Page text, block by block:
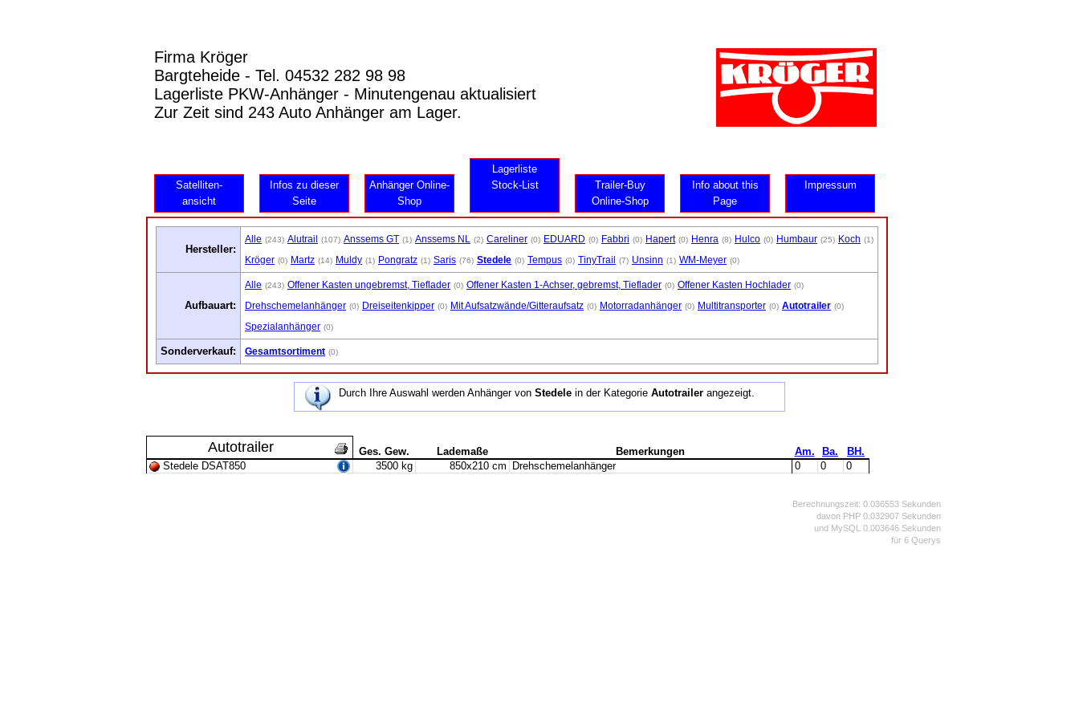
Firma Kröger
Bargteheide - Tel. 04532 282 98 98
Lagerliste PKW-Anhänger - Minutengenau aktualisiert
Zur Zeit sind 243 Auto Anhänger am Lager.
Satelliten-
ansicht
Infos zu dieser
Seite
Anhänger Online-
Shop
Lagerliste
Stock-List
Trailer-Buy
Online-Shop
Info about this
Page
Impressum
Hersteller:
Alle (243) Alutrail (107) Anssems GT (1) Anssems NL (2) Careliner (0) EDUARD (0) Fabbri (0) Hapert (0) Henra (8) Hulco (0) Humbaur (25) Koch (1)
Kröger (0) Martz (14) Muldy (1) Pongratz (1) Saris (76) Stedele (0) Tempus (0) TinyTrail (7) Unsinn (1) WM-Meyer (0)
Aufbauart:
Alle (243) Offener Kasten ungebremst, Tieflader (0) Offener Kasten 1-Achser, gebremst, Tieflader (0) Offener Kasten Hochlader (0)
Drehschemelanhänger (0) Dreiseitenkipper (0) Mit Aufsatzwände/Gitteraufsatz (0) Motorradanhänger (0) Multitransporter (0) Autotrailer (0)
Spezialanhänger (0)
Sonderverkauf: Gesamtsortiment (0)
Durch Ihre Auswahl werden Anhänger von Stedele in der Kategorie Autotrailer angezeigt.
Autotrailer Ges. Gew. Lademaße Bemerkungen Am. Ba.
BH.
Stedele DSAT850
3500 kg 850x210 cm Drehschemelanhänger 0 0 0
Berechnungszeit: 0.036553 Sekunden
davon PHP 0.032907 Sekunden
und MySQL 0.003646 Sekunden
für 6 Querys